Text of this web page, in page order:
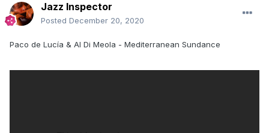
Jazz Inspector
Posted December 20, 2020
Paco de Lucía & Al Di Meola - Mediterranean Sundance